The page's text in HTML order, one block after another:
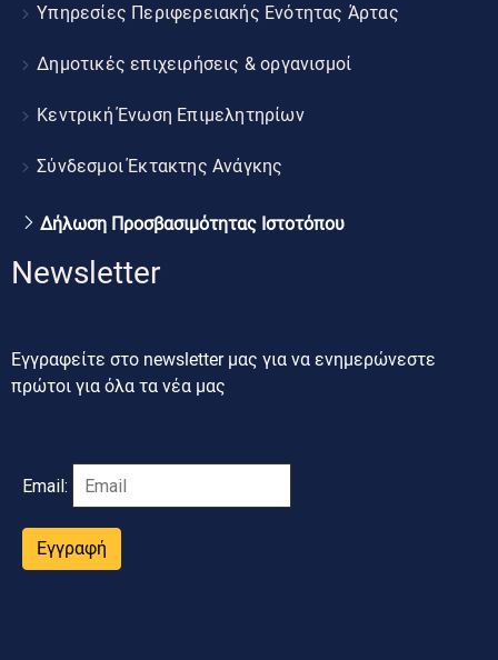
Υπηρεσίες Περιφερειακής Ενότητας Άρτας
Δημοτικές επιχειρήσεις & οργανισμοί
Κεντρική Ένωση Επιμελητηρίων
Σύνδεσμοι Έκτακτης Ανάγκης
Δήλωση Προσβασιμότητας Ιστοτόπου
Newsletter
Εγγραφείτε στο newsletter μας για να ενημερώνεστε
πρώτοι για όλα τα νέα μας
Email:
Εγγραφή